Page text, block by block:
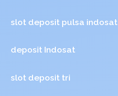
slot deposit pulsa indosat
deposit Indosat
slot deposit tri